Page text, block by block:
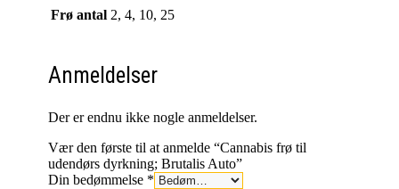
Frø antal 2, 4, 10, 25
Anmeldelser
Der er endnu ikke nogle anmeldelser.
Vær den første til at anmelde “Cannabis frø til
udendørs dyrkning; Brutalis Auto”
Din bedømmelse *